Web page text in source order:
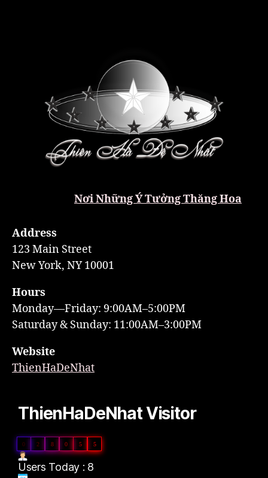
Nơi Những Ý Tưởng Thăng Hoa
Address
123 Main Street
New York, NY 10001
Hours
Monday—Friday: 9:00AM–5:00PM
Saturday & Sunday: 11:00AM–3:00PM
Website
ThienHaDeNhat
ThienHaDeNhat Visitor
0 2 8 0 5 5
Users Today : 8